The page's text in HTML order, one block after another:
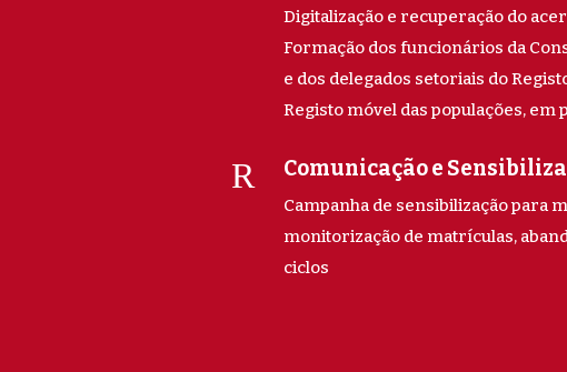
Digitalização e recuperação do
Formação dos funcionários da
e dos delegados setoriais do
Registo móvel das populações, em
R Comunicação e
Campanha de sensibilização para
monitorização de matrículas,
ciclos